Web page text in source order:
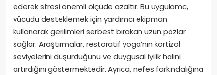
ederek stresi önemli ölçüde azaltır. Bu uygulama,
vücudu desteklemek için yardımcı ekipman
kullanarak gerilimleri serbest bırakan uzun pozlar
sağlar. Araştırmalar, restoratif yoga’nın kortizol
seviyelerini düşürdüğünü ve duygusal iyilik halini
artırdığını göstermektedir. Ayrıca, nefes farkındalığına